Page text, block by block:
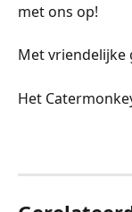
met ons op!
Met vriendelijke
Het